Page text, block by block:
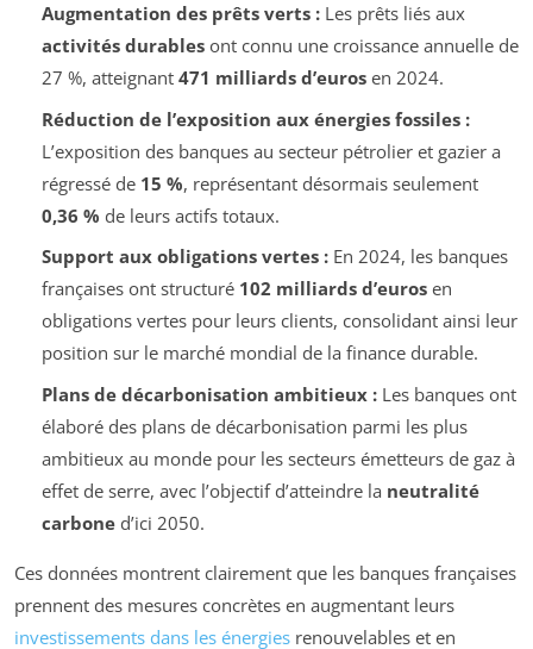
Augmentation des prêts verts :Les prêts liés aux
activités durablesont connu une croissance annuelle de
27 %, atteignant 471 milliards d’eurosen 2024.
Réduction de l’exposition aux énergies fossiles :
L’exposition des banques au secteur pétrolier et gazier a
régressé de 15 %, représentant désormais seulement
0,36 % de leurs actifs totaux.
Support aux obligations vertes :En 2024, les banques
françaises ont structuré 102 milliards d’eurosen
obligations vertes pour leurs clients, consolidant ainsi leur
position sur le marché mondial de la finance durable.
Plans de décarbonisation ambitieux :Les banques ont
élaboré des plans de décarbonisation parmi les plus
ambitieux au monde pour les secteurs émetteurs de gaz à
effet de serre, avec l’objectif d’atteindre la neutralité
carboned’ici 2050.
Ces données montrent clairement que les banques françaises
prennent des mesures concrètes en augmentant leurs
investissements dans les énergies renouvelables et en